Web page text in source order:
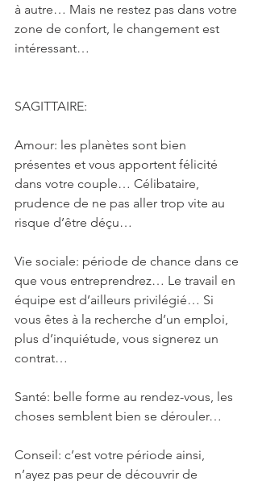
à autre… Mais ne restez pas dans votre
zone de confort, le changement est
intéressant…
SAGITTAIRE:
Amour: les planètes sont bien
présentes et vous apportent félicité
dans votre couple… Célibataire,
prudence de ne pas aller trop vite au
risque d’être déçu…
Vie sociale: période de chance dans ce
que vous entreprendrez… Le travail en
équipe est d’ailleurs privilégié… Si
vous êtes à la recherche d’un emploi,
plus d’inquiétude, vous signerez un
contrat…
Santé: belle forme au rendez-vous, les
choses semblent bien se dérouler…
Conseil: c’est votre période ainsi,
n’ayez pas peur de découvrir de